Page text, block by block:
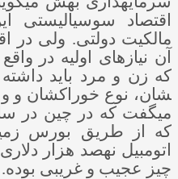
اقتصاد سوسیالیستی
مالکیت دولتی. ولی در
آن نیازهای اولیه در
که زن و مرد باید
شان، نوع خوراک­شان و و
که از طریق بورس
اتومبیل نهصد هزار
چیز عجیب و غریبی